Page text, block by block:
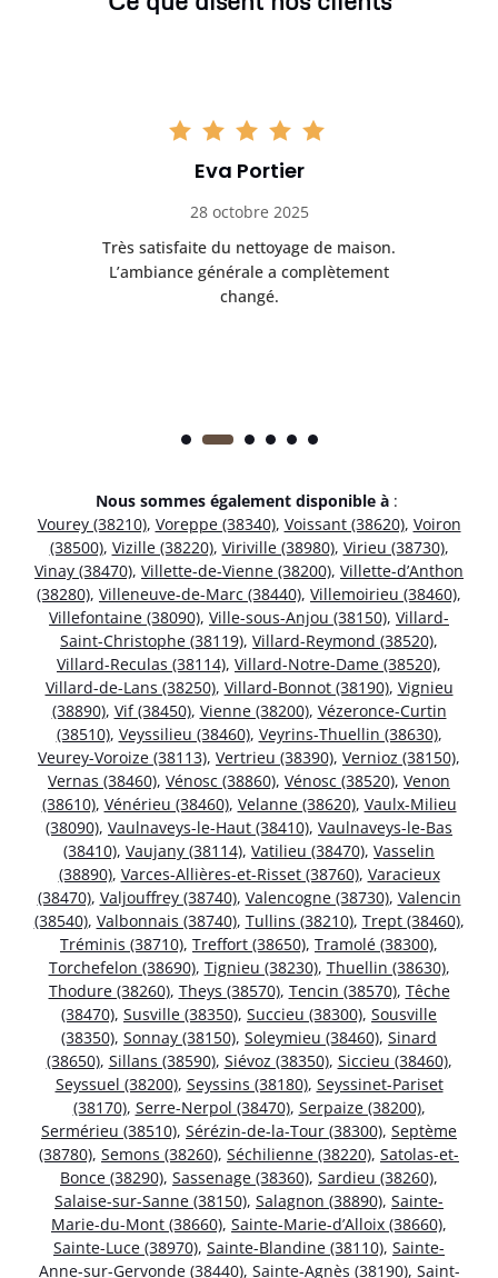
Eva Portier
28 octobre 2025
Très satisfaite du nettoyage de maison.
L’ambiance générale a complètement
changé.
Nous sommes également disponible à :
Vourey (38210), Voreppe (38340), Voissant (38620), Voiron
(38500), Vizille (38220), Viriville (38980), Virieu (38730),
Vinay (38470), Villette-de-Vienne (38200), Villette-d’Anthon
(38280), Villeneuve-de-Marc (38440), Villemoirieu (38460),
Villefontaine (38090), Ville-sous-Anjou (38150), Villard-
Saint-Christophe (38119), Villard-Reymond (38520),
Villard-Reculas (38114), Villard-Notre-Dame (38520),
Villard-de-Lans (38250), Villard-Bonnot (38190), Vignieu
(38890), Vif (38450), Vienne (38200), Vézeronce-Curtin
(38510), Veyssilieu (38460), Veyrins-Thuellin (38630),
Veurey-Voroize (38113), Vertrieu (38390), Vernioz (38150),
Vernas (38460), Vénosc (38860), Vénosc (38520), Venon
(38610), Vénérieu (38460), Velanne (38620), Vaulx-Milieu
(38090), Vaulnaveys-le-Haut (38410), Vaulnaveys-le-Bas
(38410), Vaujany (38114), Vatilieu (38470), Vasselin
(38890), Varces-Allières-et-Risset (38760), Varacieux
(38470), Valjouffrey (38740), Valencogne (38730), Valencin
(38540), Valbonnais (38740), Tullins (38210), Trept (38460),
Tréminis (38710), Treffort (38650), Tramolé (38300),
Torchefelon (38690), Tignieu (38230), Thuellin (38630),
Thodure (38260), Theys (38570), Tencin (38570), Têche
(38470), Susville (38350), Succieu (38300), Sousville
(38350), Sonnay (38150), Soleymieu (38460), Sinard
(38650), Sillans (38590), Siévoz (38350), Siccieu (38460),
Seyssuel (38200), Seyssins (38180), Seyssinet-Pariset
(38170), Serre-Nerpol (38470), Serpaize (38200),
Sermérieu (38510), Sérézin-de-la-Tour (38300), Septème
(38780), Semons (38260), Séchilienne (38220), Satolas-et-
Bonce (38290), Sassenage (38360), Sardieu (38260),
Salaise-sur-Sanne (38150), Salagnon (38890), Sainte-
Marie-du-Mont (38660), Sainte-Marie-d’Alloix (38660),
Sainte-Luce (38970), Sainte-Blandine (38110), Sainte-
Anne-sur-Gervonde (38440), Sainte-Agnès (38190), Saint-